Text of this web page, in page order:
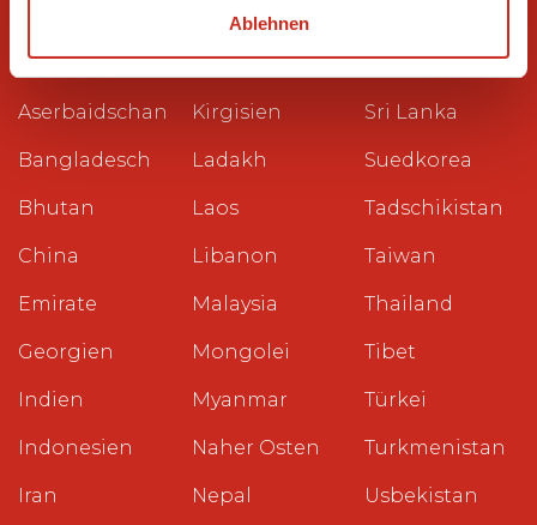
Ablehnen
Armenien
Aserbaidschan
Bangladesch
Bhutan
China
Emirate
Georgien
Indien
Indonesien
Iran
Kambodscha
Kasachstan
Kirgisien
Ladakh
Laos
Libanon
Malaysia
Mongolei
Myanmar
Naher Osten
Nepal
Saudi-Arabien
Sri Lanka
Suedkorea
Tadschikistan
Taiwan
Thailand
Tibet
Türkei
Turkmenistan
Usbekistan